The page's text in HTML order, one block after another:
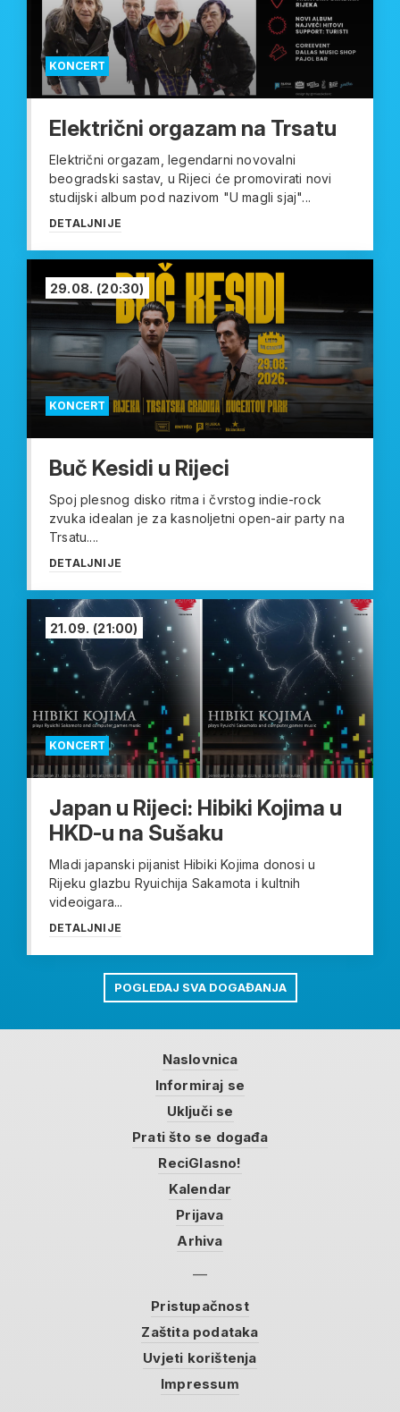
KONCERT
Električni orgazam na Trsatu
Električni orgazam, legendarni novovalni
beogradski sastav, u Rijeci će promovirati novi
studijski album pod nazivom "U magli sjaj"...
DETALJNIJE
KONCERT
29.08. (20:30)
Buč Kesidi u Rijeci
Spoj plesnog disko ritma i čvrstog indie-rock
zvuka idealan je za kasnoljetni open-air party na
Trsatu....
DETALJNIJE
KONCERT
21.09. (21:00)
Japan u Rijeci: Hibiki Kojima u
HKD-u na Sušaku
Mladi japanski pijanist Hibiki Kojima donosi u
Rijeku glazbu Ryuichija Sakamota i kultnih
videoigara...
DETALJNIJE
POGLEDAJ SVA DOGAĐANJA
Naslovnica
Informiraj se
Uključi se
Prati što se događa
ReciGlasno!
Kalendar
Prijava
Arhiva
Pristupačnost
Zaštita podataka
Uvjeti korištenja
Impressum